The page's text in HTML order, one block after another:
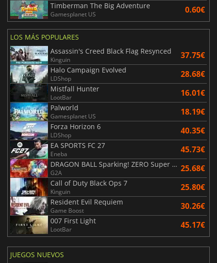
Timberman The Big Adventure
Gamesplanet US 0.60€
LOS MÁS POPULARES
Assassin's Creed Black Flag Resynced
Kinguin 37.75€
Halo Campaign Evolved
LDShop 28.68€
Mistfall Hunter
LootBar 16.01€
Palworld
Gamesplanet US 18.19€
Forza Horizon 6
LDShop 40.35€
EA SPORTS FC 27
Eneba 45.73€
DRAGON BALL Sparking! ZERO Super Limit Breaking NEO
G2A 25.68€
Call of Duty Black Ops 7
Kinguin 25.80€
Resident Evil Requiem
Game Boost 30.26€
007 First Light
LootBar 45.17€
JUEGOS NUEVOS